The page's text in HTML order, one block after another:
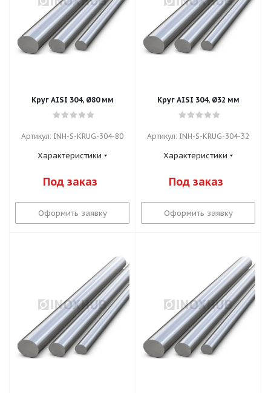
Круг AISI 304, Ø80 мм
Артикул: INH-S-KRUG-304-80
Характеристики
Под заказ
Оформить заявку
Круг AISI 304, Ø32 мм
Артикул: INH-S-KRUG-304-32
Характеристики
Под заказ
Оформить заявку